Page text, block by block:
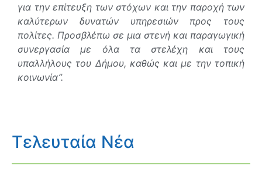
για την επίτευξη των στόχων και την παροχή των
καλύτερων δυνατών υπηρεσιών προς τους
πολίτες. Προσβλέπω σε μια στενή και παραγωγική
συνεργασία με όλα τα στελέχη και τους
υπαλλήλους του Δήμου, καθώς και με την τοπική
κοινωνία”.
Τελευταία Νέα